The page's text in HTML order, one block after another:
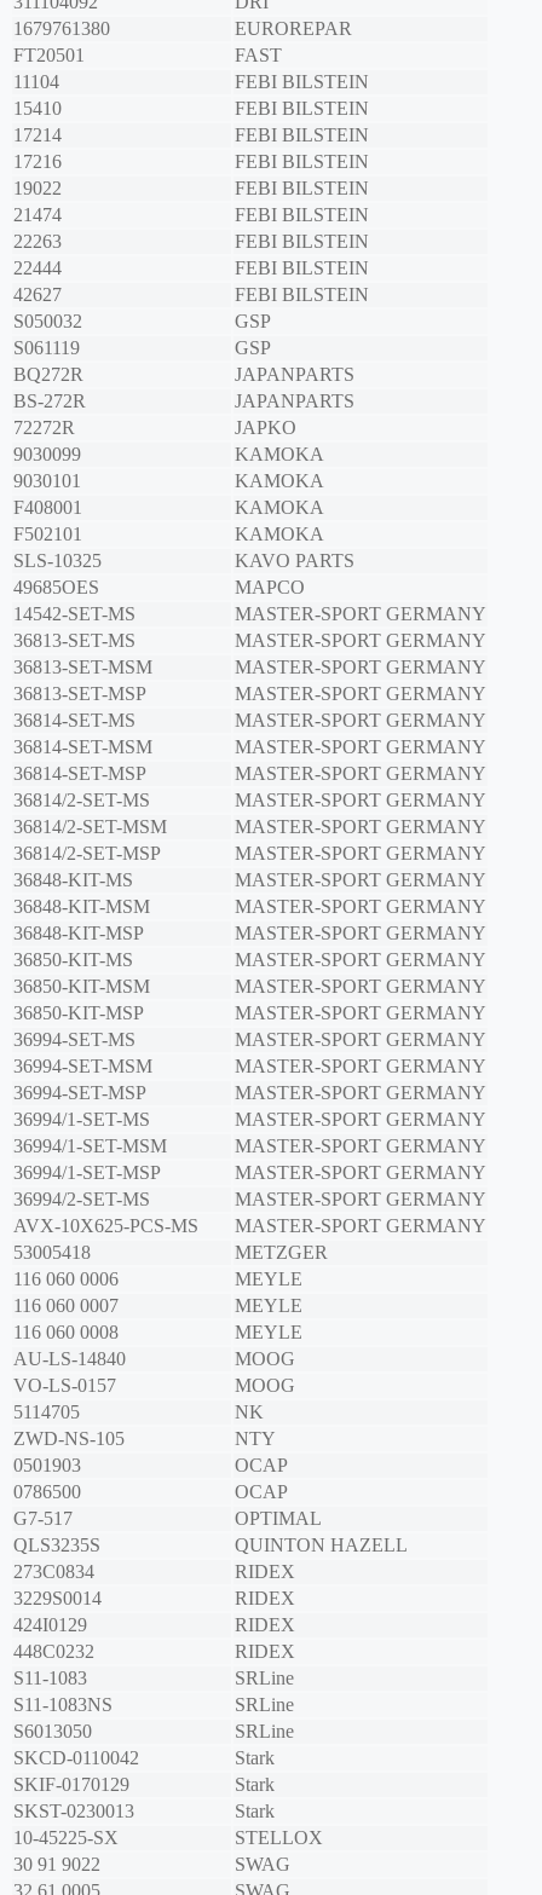
1679761380
EUROREPAR
FT20501
FAST
11104
FEBI BILSTEIN
15410
FEBI BILSTEIN
17214
FEBI BILSTEIN
17216
FEBI BILSTEIN
19022
FEBI BILSTEIN
21474
FEBI BILSTEIN
22263
FEBI BILSTEIN
22444
FEBI BILSTEIN
42627
FEBI BILSTEIN
S050032
GSP
S061119
GSP
BQ272R
JAPANPARTS
BS-272R
JAPANPARTS
72272R
JAPKO
9030099
KAMOKA
9030101
KAMOKA
F408001
KAMOKA
F502101
KAMOKA
SLS-10325
KAVO PARTS
49685OES
MAPCO
14542-SET-MS
MASTER-SPORT GERMANY
36813-SET-MS
MASTER-SPORT GERMANY
36813-SET-MSM
MASTER-SPORT GERMANY
36813-SET-MSP
MASTER-SPORT GERMANY
36814-SET-MS
MASTER-SPORT GERMANY
36814-SET-MSM
MASTER-SPORT GERMANY
36814-SET-MSP
MASTER-SPORT GERMANY
36814/2-SET-MS
MASTER-SPORT GERMANY
36814/2-SET-MSM
MASTER-SPORT GERMANY
36814/2-SET-MSP
MASTER-SPORT GERMANY
36848-KIT-MS
MASTER-SPORT GERMANY
36848-KIT-MSM
MASTER-SPORT GERMANY
36848-KIT-MSP
MASTER-SPORT GERMANY
36850-KIT-MS
MASTER-SPORT GERMANY
36850-KIT-MSM
MASTER-SPORT GERMANY
36850-KIT-MSP
MASTER-SPORT GERMANY
36994-SET-MS
MASTER-SPORT GERMANY
36994-SET-MSM
MASTER-SPORT GERMANY
36994-SET-MSP
MASTER-SPORT GERMANY
36994/1-SET-MS
MASTER-SPORT GERMANY
36994/1-SET-MSM
MASTER-SPORT GERMANY
36994/1-SET-MSP
MASTER-SPORT GERMANY
36994/2-SET-MS
MASTER-SPORT GERMANY
AVX-10X625-PCS-MS
MASTER-SPORT GERMANY
53005418
METZGER
116 060 0006
MEYLE
116 060 0007
MEYLE
116 060 0008
MEYLE
AU-LS-14840
MOOG
VO-LS-0157
MOOG
5114705
NK
ZWD-NS-105
NTY
0501903
OCAP
0786500
OCAP
G7-517
OPTIMAL
QLS3235S
QUINTON HAZELL
273C0834
RIDEX
3229S0014
RIDEX
424I0129
RIDEX
448C0232
RIDEX
S11-1083
SRLine
S11-1083NS
SRLine
S6013050
SRLine
SKCD-0110042
Stark
SKIF-0170129
Stark
SKST-0230013
Stark
10-45225-SX
STELLOX
30 91 9022
SWAG